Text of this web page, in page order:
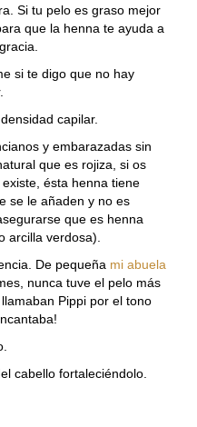
Si tu pelo es graso mejor
que la henna te ayuda a
si te digo que no hay
capilar.
y embarazadas sin
que es rojiza, si os
ésta henna tiene
se le añaden y no es
que es henna
arcilla verdosa).
De pequeña mi abuela
nunca tuve el pelo más
Pippi por el tono
cabello fortaleciéndolo.